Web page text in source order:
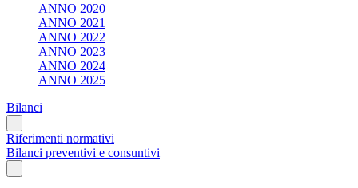
ANNO 2020
ANNO 2021
ANNO 2022
ANNO 2023
ANNO 2024
ANNO 2025
Bilanci
Riferimenti normativi
Bilanci preventivi e consuntivi